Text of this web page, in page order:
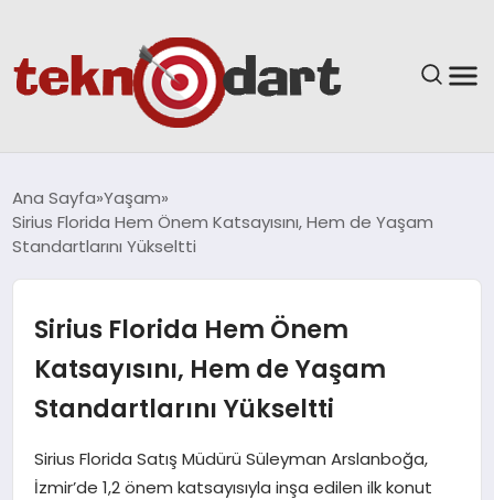
YAŞAM
GÜNDEM
SPOR
Ana Sayfa Yaşam
Sirius Florida Hem Önem Katsayısını, Hem de Yaşam
Standartlarını Yükseltti
Sirius Florida Hem Önem
Katsayısını, Hem de Yaşam
Standartlarını Yükseltti
Sirius Florida Satış Müdürü Süleyman Arslanboğa,
İzmir’de 1,2 önem katsayısıyla inşa edilen ilk konut